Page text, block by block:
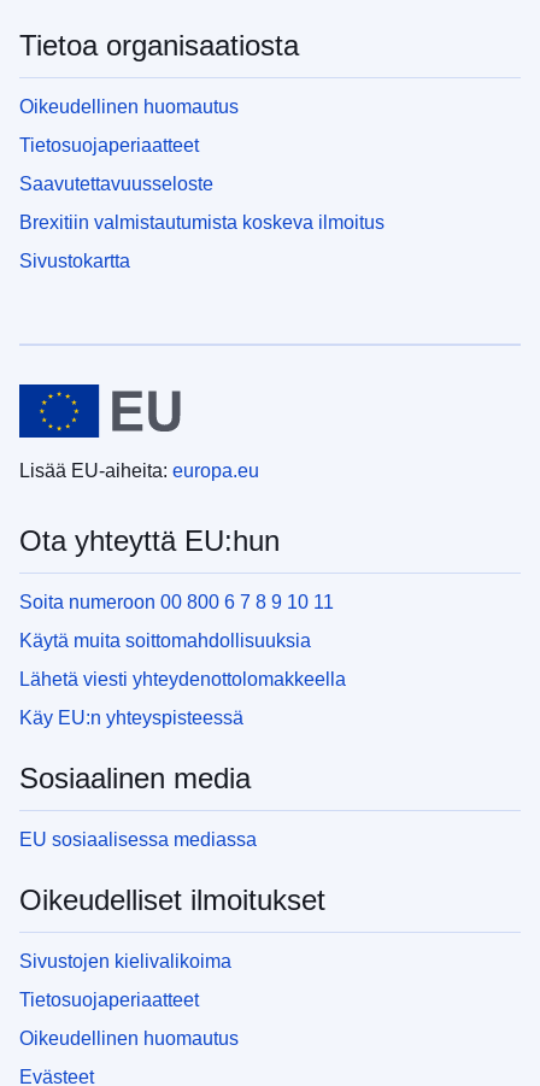
Tietoa organisaatiosta
Oikeudellinen huomautus
Tietosuojaperiaatteet
Saavutettavuusseloste
Brexitiin valmistautumista koskeva ilmoitus
Sivustokartta
Lisää EU-aiheita: europa.eu
Ota yhteyttä EU:hun
Soita numeroon 00 800 6 7 8 9 10 11
Käytä muita soittomahdollisuuksia
Lähetä viesti yhteydenottolomakkeella
Käy EU:n yhteyspisteessä
Sosiaalinen media
EU sosiaalisessa mediassa
Oikeudelliset ilmoitukset
Sivustojen kielivalikoima
Tietosuojaperiaatteet
Oikeudellinen huomautus
Evästeet